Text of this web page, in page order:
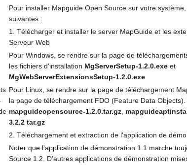
Pour installer Mapguide Open Source sur votre
suivantes :
1. Télécharger et installer le server MapGuide et les
Serveur Web
Pour Windows, se rendre sur la page de
les fichiers d'installation MgServerSetup-1.2.0.exe et
MgWebServerExtensionsSetup-1.2.0.exe
Pour Linux, se rendre sur la page de téléchargement
la page de téléchargement FDO (Feature Data
mapguideopensource-1.2.0.tar.gz,
3.2.2 tar.gz
2. Téléchargement et extraction de l'application de
Noter que l'application de démonstration 1.1 marche
Source 1.2. D'autres applications de démonstration